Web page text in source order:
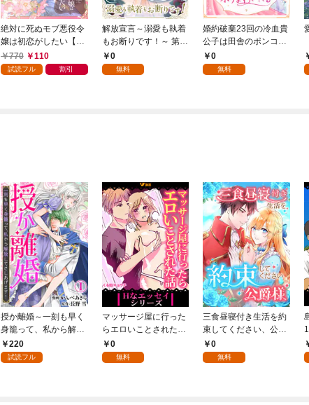
絶対に死ぬモブ悪役令
嬢は初恋がしたい【単
行本版】 1巻
770 110
試読フル 割引
解放宣言～溺愛も執着
もお断りです！～ 第1
話0
無料
婚約破棄23回の冷血貴
公子は田舎のポンコツ
令嬢にふりまわされる
1話
0
無料
授か離婚～一刻も早く
身籠って、私から解放
してさしあげます！1
220
試読フル
マッサージ屋に行った
らエロいことされた話
1 0
無料
三食昼寝付き生活を約
束してください、公爵
様 1話
0
無料
1